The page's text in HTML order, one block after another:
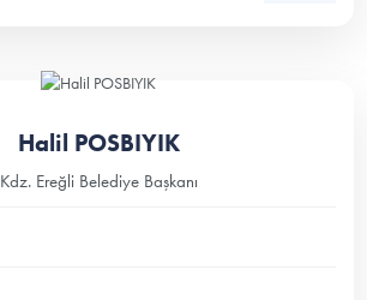
Halil POSBIYIK
Kdz. Ereğli Belediye Başkanı